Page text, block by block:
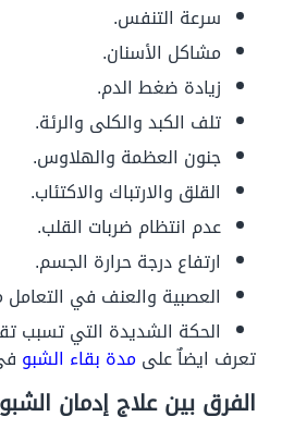
سرعة التنفس.
مشاكل الأسنان.
زيادة ضغط الدم.
تلف الكبد والكلى والرئة.
جنون العظمة والهلاوس.
القلق والارتباك والاكتئاب.
عدم انتظام ضربات القلب.
ارتفاع درجة حرارة الجسم.
العصبية والعنف في التعامل
الحكة الشديدة التي تسبب
تعرف ايضاٌ علىمدة بقاء الشبو
الفرق بين علاج إدمان